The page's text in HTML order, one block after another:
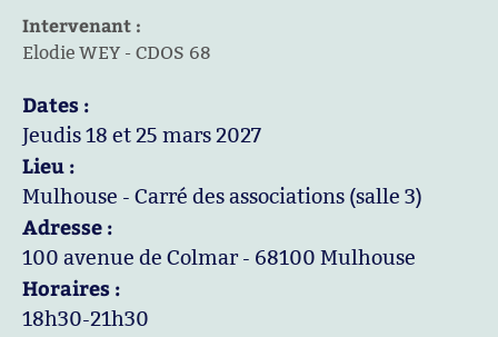
Intervenant :
Elodie WEY - CDOS 68
Dates :
Jeudis 18 et 25 mars 2027
Lieu :
Mulhouse - Carré des associations (salle 3)
Adresse :
100 avenue de Colmar - 68100 Mulhouse
Horaires :
18h30-21h30